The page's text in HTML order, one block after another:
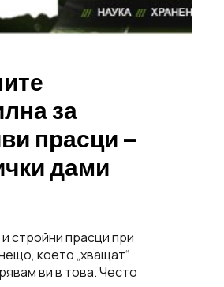
за
прасци –
дами
стройни прасци при
което „хващат“
ви в това. Често